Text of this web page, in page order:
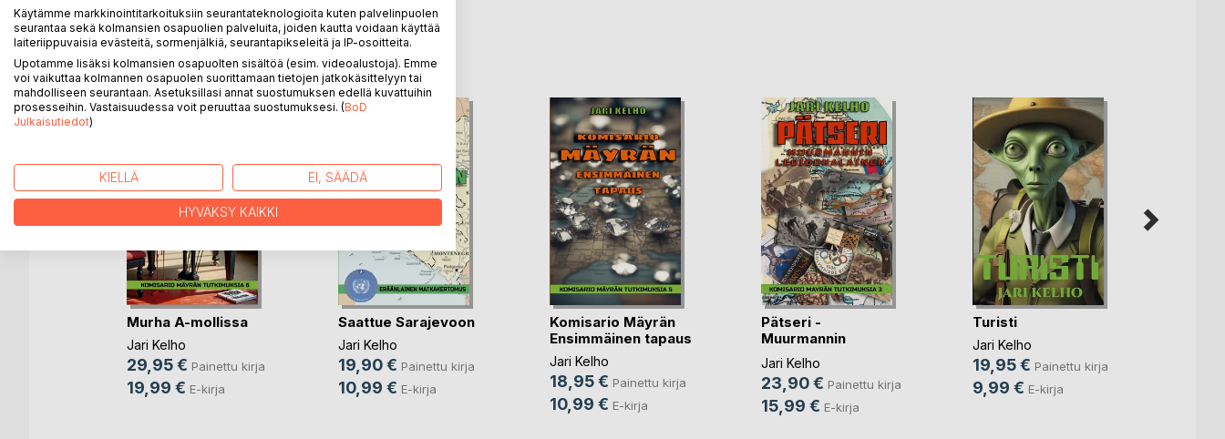
LISÄÄ KIRJOJA BoD:LLA
Murha A-mollissa
Jari Kelho
29,95 € Painettu kirja
19,99 € E-kirja
Saattue Sarajevoon
Jari Kelho
19,90 € Painettu kirja
10,99 € E-kirja
Komisario Mäyrän
Ensimmäinen tapaus
Jari Kelho
18,95 € Painettu kirja
10,99 € E-kirja
Pätseri -
Muurmannin
legioonalainen
Jari Kelho
23,90 € Painettu kirja
15,99 € E-kirja
Turisti
Jari Kelho
19,95 € Painettu kirja
9,99 € E-kirja
Käytämme markkinointitarkoituksiin seurantateknologioita kuten palvelinpuolen
seurantaa sekä kolmansien osapuolien palveluita, joiden kautta voidaan käyttää
laiteriippuvaisia evästeitä, sormenjälkiä, seurantapikseleitä ja IP-osoitteita.
Upotamme lisäksi kolmansien osapuolten sisältöä (esim. videoalustoja). Emme
voi vaikuttaa kolmannen osapuolen suorittamaan tietojen jatkokäsittelyyn tai
mahdolliseen seurantaan. Asetuksillasi annat suostumuksen edellä kuvattuihin
prosesseihin. Vastaisuudessa voit peruuttaa suostumuksesi. (BoD
Julkaisutiedot)
KIELLÄ EI, SÄÄDÄ
HYVÄKSY KAIKKI